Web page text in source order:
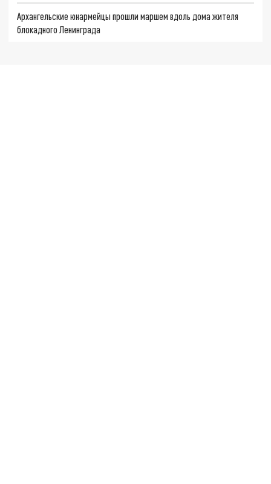
Архангельские юнармейцы прошли маршем вдоль дома жителя
блокадного Ленинграда